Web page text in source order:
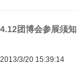
4.12团博会参展须知
2013/3/20 15:39:14